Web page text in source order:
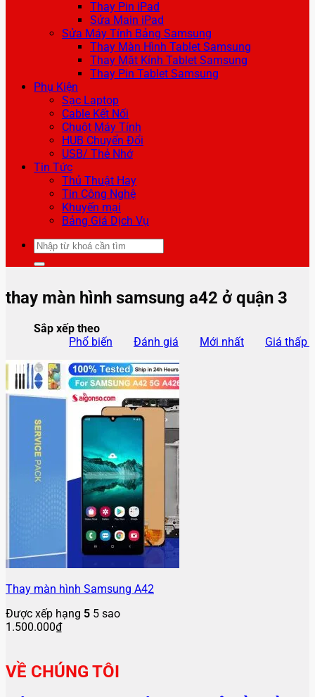
Thay Pin iPad
Sửa Main iPad
Sửa Máy Tính Bảng Samsung
Thay Màn Hình Tablet Samsung
Thay Mặt Kính Tablet Samsung
Thay Pin Tablet Samsung
Phụ Kiện
Sạc Laptop
Cable Kết Nối
Chuột Máy Tính
HUB Chuyển Đổi
USB/ Thẻ Nhớ
Tin Tức
Thủ Thuật Hay
Tin Công Nghệ
Khuyến mại
Bảng Giá Dịch Vụ
Tìm
kiếm:
thay màn hình samsung a42 ở quận 3
Sắp xếp theo
Phổ biến
Đánh giá Mới nhất Giá thấp
Thay màn hình Samsung A42
Được xếp hạng 5 5 sao
1.500.000₫
VỀ CHÚNG TÔI